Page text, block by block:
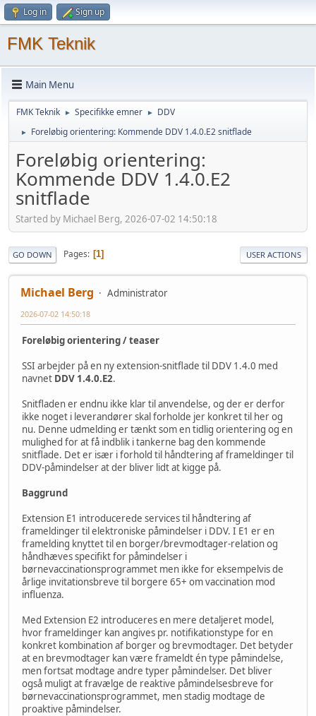
Log in Sign up
FMK Teknik
Main Menu
FMK Teknik ► Specifikke emner ► DDV
► Foreløbig orientering: Kommende DDV 1.4.0.E2 snitflade
Foreløbig orientering:
Kommende DDV 1.4.0.E2
snitflade
Started by Michael Berg, 2026-07-02 14:50:18
GO DOWN Pages 1 USER ACTIONS
Michael Berg Administrator
2026-07-02 14:50:18
Foreløbig orientering / teaser
SSI arbejder på en ny extension-snitflade til DDV 1.4.0 med
navnet DDV 1.4.0.E2.
Snitfladen er endnu ikke klar til anvendelse, og der er derfor
ikke noget i leverandører skal forholde jer konkret til her og
nu. Denne udmelding er tænkt som en tidlig orientering og en
mulighed for at få indblik i tankerne bag den kommende
snitflade. Det er især i forhold til håndtering af frameldinger til
DDV-påmindelser at der bliver lidt at kigge på.
Baggrund
Extension E1 introducerede services til håndtering af
frameldinger til elektroniske påmindelser i DDV. I E1 er en
framelding knyttet til en borger/brevmodtager-relation og
håndhæves specifikt for påmindelser i
børnevaccinationsprogrammet men ikke for eksempelvis de
årlige invitationsbreve til borgere 65+ om vaccination mod
influenza.
Med Extension E2 introduceres en mere detaljeret model,
hvor frameldinger kan angives pr. notifikationstype for en
konkret kombination af borger og brevmodtager. Det betyder
at en brevmodtager kan være frameldt én type påmindelse,
men fortsat modtage andre typer påmindelser. Det bliver
også muligt at fravælge de reaktive påmindelsesbreve for
børnevaccinationsprogrammet, men stadig modtage de
proaktive påmindelser.